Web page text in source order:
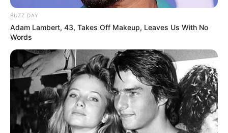
BUZZ DAY
Adam Lambert, 43, Takes Off Makeup, Leaves Us With No
Words